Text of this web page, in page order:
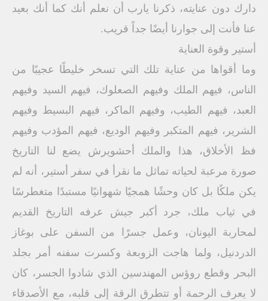
دارك دون عنايته، ذكرنا يارب أن نعلم أنك كما أنك بعيد
عنا فأنت إلى جوارنا أيضًا جداً قريب.
أستير وقوة العناية
وما أقواها من عناية تلك التي تسخر خليطًا عجيبًا من
الناس، فيهم الملك وفيهم الصعلوك، فيهم السيد وفيهم
العبد، فيهم الطيب، وفيهم الماكر، فيهم البسيط وفيهم
الشرير، فيهم المتكبر وفيهم الوديع، فيهم المؤدب وفيهم
فظ الأخلاق، هذا والملك أحشويرش يضع لنا التاريخ
صورة مرعبة لحياته تماثل ما نقرأ في سفر أستير، أنه لم
يكن ملكًا بل كان وحشًا همجيًا شهوانيًا مستبدًا متغطرسًا
في ثياب ملك، جرد أكبر جيش عرفه التاريخ القديم
لمحاربة اليونان، وعمل جسرًا من السفن على بوغاز
الدردنيل، ولما هاجت الزوبعة وكسرت سفنه أمر بجلد
البحر وقطع روؤس المهندسين الذي شادوا الجسر، كان
لا يعرف الرحمة أو تتطرق الرقة إلى قلبه، مع الأصدقاء